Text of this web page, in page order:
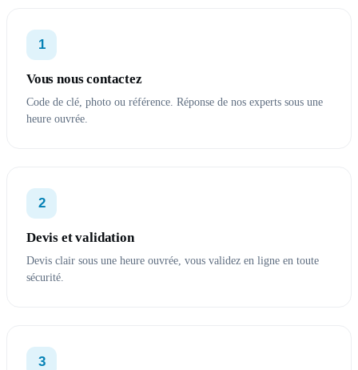
1
Vous nous contactez
Code de clé, photo ou référence. Réponse de nos experts sous une
heure ouvrée.
2
Devis et validation
Devis clair sous une heure ouvrée, vous validez en ligne en toute
sécurité.
3